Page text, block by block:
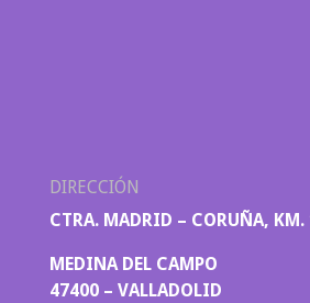
DIRECCIÓN
CTRA. MADRID – CORUÑA, KM.
MEDINA DEL CAMPO
47400 – VALLADOLID